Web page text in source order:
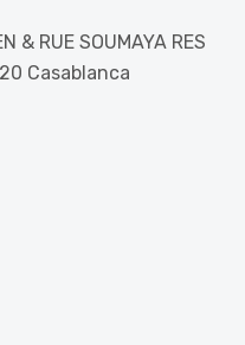
& RUE SOUMAYA RES
Casablanca